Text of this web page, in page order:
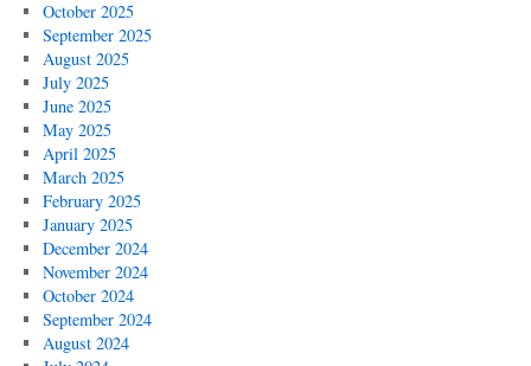
October 2025
September 2025
August 2025
July 2025
June 2025
May 2025
April 2025
March 2025
February 2025
January 2025
December 2024
November 2024
October 2024
September 2024
August 2024